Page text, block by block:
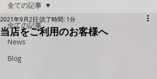
全ての記事
News
Blog
全ての記事
当店をご利用のお客様へ
2021年9月2日 読了時間: 1分